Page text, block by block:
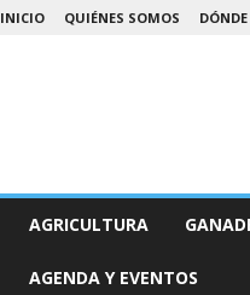
INICIO QUIÉNES SOMOS
AGRICULTURA
AGENDA Y EVENTOS